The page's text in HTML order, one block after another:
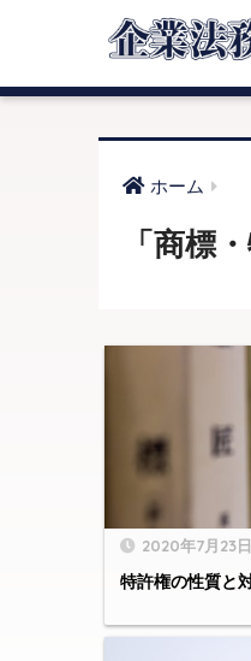
ホーム
「商標
2020年7月23日
特許権の性質と